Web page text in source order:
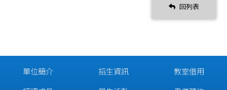
回列表
單位簡介 招生資訊 教室借用